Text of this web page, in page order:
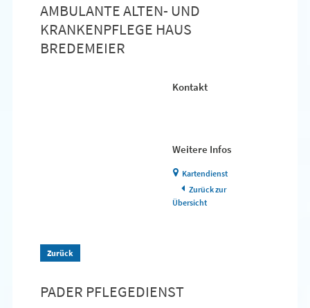
AMBULANTE ALTEN- UND
KRANKENPFLEGE HAUS
BREDEMEIER
Kontakt
Weitere Infos
Kartendienst
Zurück zur
Übersicht
Zurück
PADER PFLEGEDIENST